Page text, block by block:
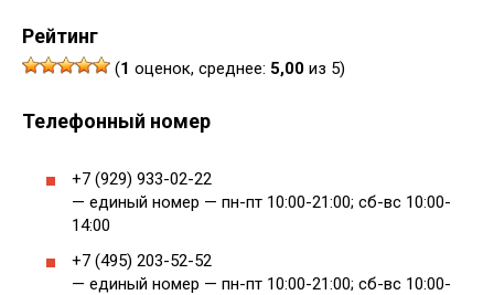
Рейтинг
(1 оценок, среднее: 5,00 из 5)
Телефонный номер
+7 (929) 933-02-22
— единый номер — пн-пт 10:00-21:00; сб-вс 10:00-
14:00
+7 (495) 203-52-52
— единый номер — пн-пт 10:00-21:00; сб-вс 10:00-